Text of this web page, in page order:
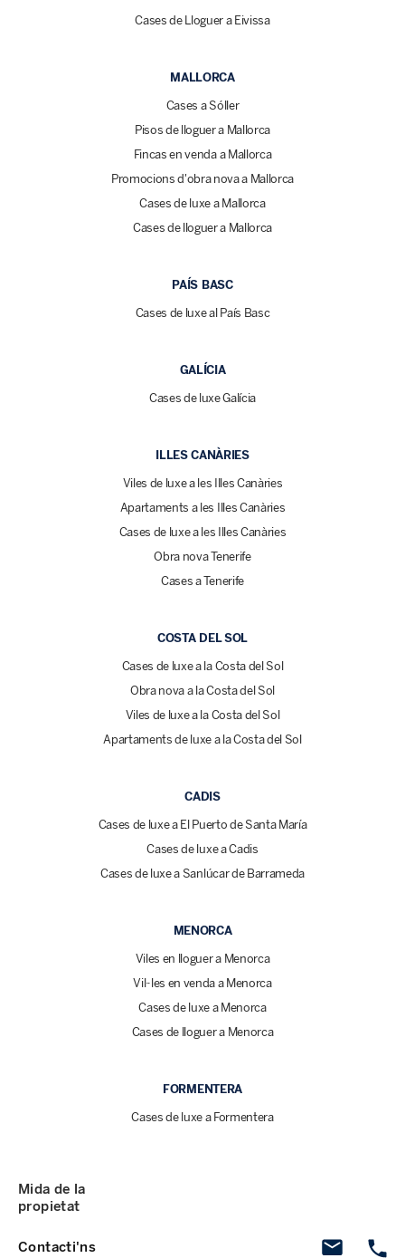
Cases de Lloguer a Eivissa
MALLORCA
Cases a Sóller
Pisos de lloguer a Mallorca
Fincas en venda a Mallorca
Promocions d'obra nova a Mallorca
Cases de luxe a Mallorca
Cases de lloguer a Mallorca
PAÍS BASC
Cases de luxe al País Basc
GALÍCIA
Cases de luxe Galícia
ILLES CANÀRIES
Viles de luxe a les Illes Canàries
Apartaments a les Illes Canàries
Cases de luxe a les Illes Canàries
Obra nova Tenerife
Cases a Tenerife
COSTA DEL SOL
Cases de luxe a la Costa del Sol
Obra nova a la Costa del Sol
Viles de luxe a la Costa del Sol
Apartaments de luxe a la Costa del Sol
CADIS
Cases de luxe a El Puerto de Santa María
Cases de luxe a Cadis
Cases de luxe a Sanlúcar de Barrameda
MENORCA
Viles en lloguer a Menorca
Vil·les en venda a Menorca
Cases de luxe a Menorca
Cases de lloguer a Menorca
FORMENTERA
Cases de luxe a Formentera
Contacti'ns
Mida de la
propietat